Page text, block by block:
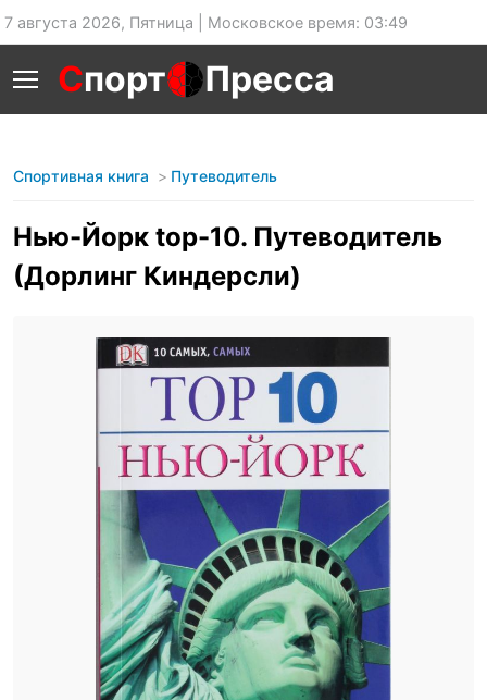
7 августа 2026, Пятница | Московское время: 03:49
Спорт Пресса
Спортивная книга Путеводитель
Нью-Йорк top-10. Путеводитель
(Дорлинг Киндерсли)